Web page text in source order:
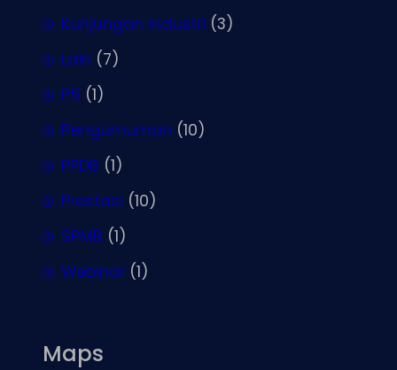
Kunjungan Industri (3)
Lain (7)
P5 (1)
Pengumuman (10)
PPDB (1)
Prestasi (10)
SPMB (1)
Webinar (1)
Maps